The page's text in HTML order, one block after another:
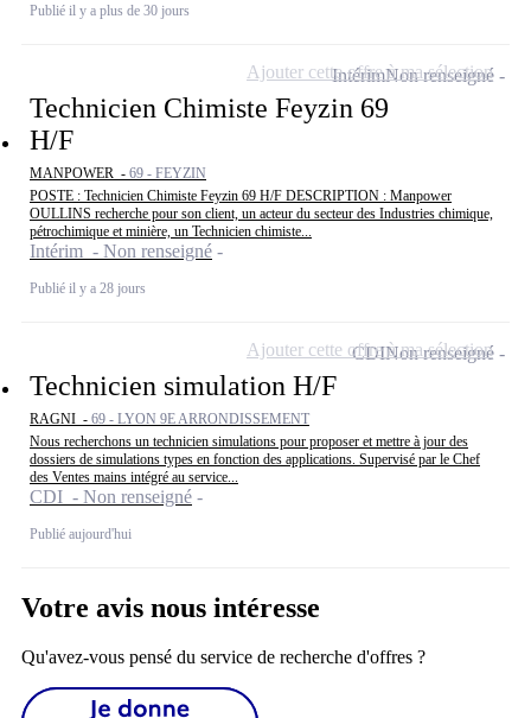
Publié il y a plus de 30 jours
Technicien Chimiste Feyzin 69
H/F
MANPOWER - 69 - FEYZIN
POSTE : Technicien Chimiste Feyzin 69 H/F DESCRIPTION : Manpower
OULLINS recherche pour son client, un acteur du secteur des Industries chimique,
pétrochimique et minière, un Technicien chimiste...
Intérim - Non renseigné
Publié il y a 28 jours
IntérimNon renseigné
Ajouter cette offre à ma sélection
Technicien simulation H/F
RAGNI - 69 - LYON 9E ARRONDISSEMENT
Nous recherchons un technicien simulations pour proposer et mettre à jour des
dossiers de simulations types en fonction des applications. Supervisé par le Chef
des Ventes mains intégré au service...
CDI - Non renseigné
Publié aujourd'hui
CDINon renseigné
Ajouter cette offre à ma sélection
Votre avis nous intéresse
Qu'avez-vous pensé du service de recherche d'offres ?